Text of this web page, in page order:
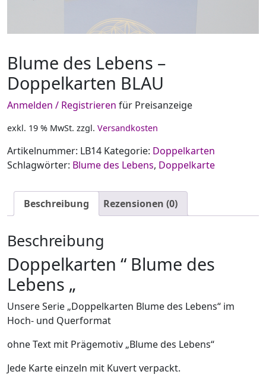
Blume des Lebens –
Doppelkarten BLAU
Anmelden / Registrieren für Preisanzeige
exkl. 19 % MwSt. zzgl. Versandkosten
Artikelnummer: LB14 Kategorie: Doppelkarten
Schlagwörter: Blume des Lebens, Doppelkarte
Beschreibung Rezensionen (0)
Beschreibung
Doppelkarten “ Blume des
Lebens „
Unsere Serie „Doppelkarten Blume des Lebens“ im
Hoch- und Querformat
ohne Text mit Prägemotiv „Blume des Lebens“
Jede Karte einzeln mit Kuvert verpackt.